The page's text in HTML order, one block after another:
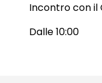
Incontro con il
Dalle 10:00